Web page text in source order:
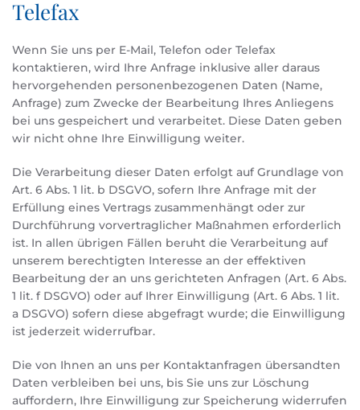
Telefax
Wenn Sie uns per E-Mail, Telefon oder Telefax
kontaktieren, wird Ihre Anfrage inklusive aller daraus
hervorgehenden personenbezogenen Daten (Name,
Anfrage) zum Zwecke der Bearbeitung Ihres Anliegens
bei uns gespeichert und verarbeitet. Diese Daten geben
wir nicht ohne Ihre Einwilligung weiter.
Die Verarbeitung dieser Daten erfolgt auf Grundlage von
Art. 6 Abs. 1 lit. b DSGVO, sofern Ihre Anfrage mit der
Erfüllung eines Vertrags zusammenhängt oder zur
Durchführung vorvertraglicher Maßnahmen erforderlich
ist. In allen übrigen Fällen beruht die Verarbeitung auf
unserem berechtigten Interesse an der effektiven
Bearbeitung der an uns gerichteten Anfragen (Art. 6 Abs.
1 lit. f DSGVO) oder auf Ihrer Einwilligung (Art. 6 Abs. 1 lit.
a DSGVO) sofern diese abgefragt wurde; die Einwilligung
ist jederzeit widerrufbar.
Die von Ihnen an uns per Kontaktanfragen übersandten
Daten verbleiben bei uns, bis Sie uns zur Löschung
auffordern, Ihre Einwilligung zur Speicherung widerrufen